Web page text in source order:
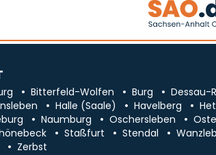
Bitterfeld-Wolfen Burg Dessau-
Halle (Saale) Havelberg
Naumburg Oschersleben
Staßfurt Stendal
Zerbst